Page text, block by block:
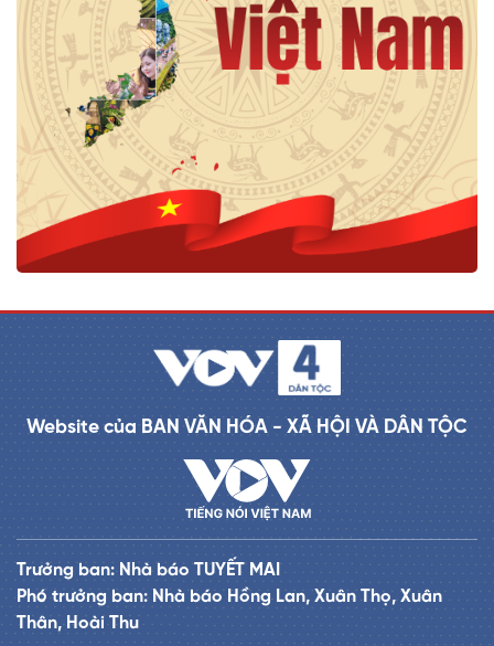
Website của BAN VĂN HÓA - XÃ HỘI VÀ DÂN TỘC
Trưởng ban: Nhà báo TUYẾT MAI
Phó trưởng ban: Nhà báo Hồng Lan, Xuân Thọ, Xuân
Thân, Hoài Thu